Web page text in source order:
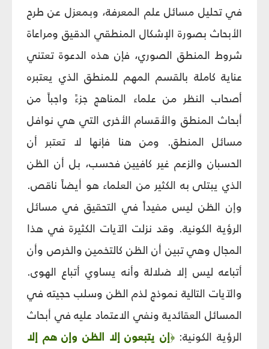
في تحليل مسائل علم المعرفة، وبمعزل عن طرح
الأبحاث بصورة الإشكال المنطقي الدقيق ومراعاة
شروط المنطق الصوري، فإن هذه الدعوة تعتني
عناية كاملة بالقسم المهم للمنطق الذي يعتبره
أصحاب النظر من علماء المناهج جزءً واجباً من
أبحاث المنطق والأقسام الأخرى التي هي نوافل
مسائل المنطق. ومن هنا فإنها لا تعتبر أن
الحسبان والزعم غير كافيين فحسب، بل أن الظن
الذي يبتلى به الكثير من العلماء هو أيضاً ناقص.
وإن الظن ليس مفيداً في التحقيق في مسائل
الرؤية الكونية. وقد نزلت الآيات الكثيرة في هذا
المجال وهي تبين أن الظن كالتخمين والخرص وأن
أتباعه ليس إلا ضلالة وأنه يساوي أتباع الهوى.
والآيات التالية نموذج لذم الظن وسلب حجيته في
المسائل العقائدية ونفي الاعتماد عليه في أبحاث
الرؤية الكونية:﴿إن يتبعون إلا الظن وإن هم إلا